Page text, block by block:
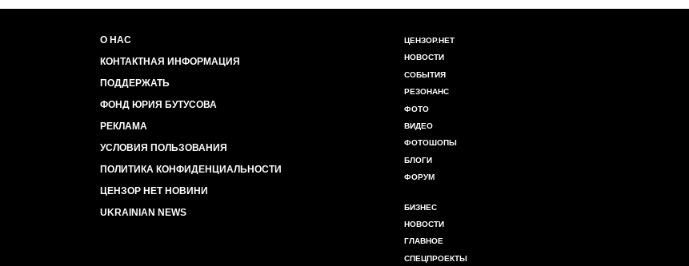
О НАС
КОНТАКТНАЯ ИНФОРМАЦИЯ
ПОДДЕРЖАТЬ
ФОНД ЮРИЯ БУТУСОВА
РЕКЛАМА
УСЛОВИЯ ПОЛЬЗОВАНИЯ
ПОЛИТИКА КОНФИДЕНЦИАЛЬНОСТИ
ЦЕНЗОР НЕТ НОВИНИ
UKRAINIAN NEWS
ЦЕНЗОР.НЕТ
НОВОСТИ
СОБЫТИЯ
РЕЗОНАНС
ФОТО
ВИДЕО
ФОТОШОПЫ
БЛОГИ
ФОРУМ
БИЗНЕС
НОВОСТИ
ГЛАВНОЕ
СПЕЦПРОЕКТЫ